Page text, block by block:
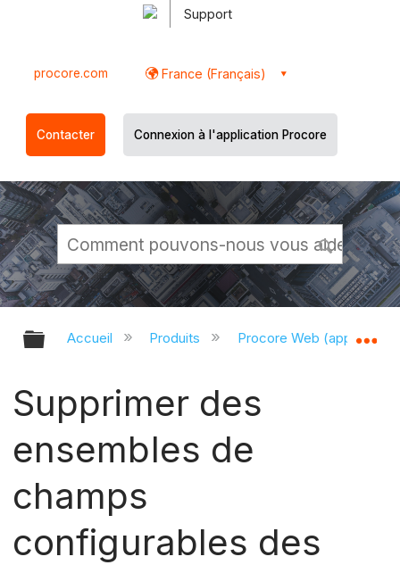
Support
procore.com France (Français)
Contacter Connexion à l'application Procore
Développer/réduire la hiérarchie
Accueil Produits Procore Web
Supprimer des
ensembles de
champs
configurables des